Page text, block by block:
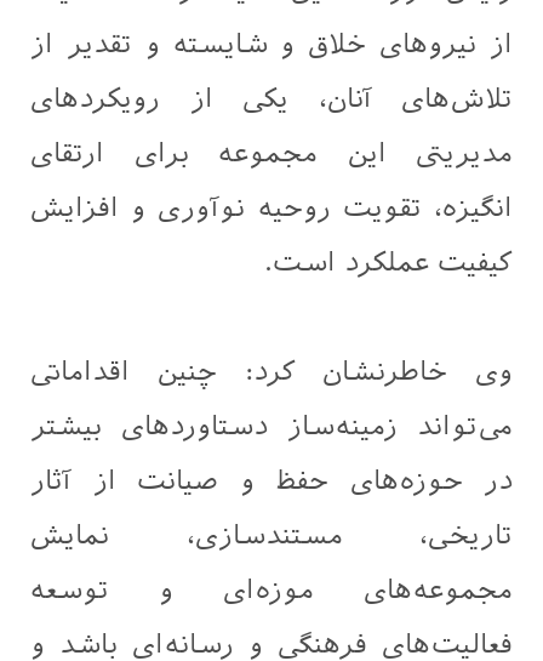
از نیروهای خلاق و شایسته و تقدیر از
تلاش‌های آنان، یکی از رویکردهای
مدیریتی این مجموعه برای ارتقای
انگیزه، تقویت روحیه نوآوری و افزایش
کیفیت عملکرد است.
وی خاطرنشان کرد: چنین اقداماتی
می‌تواند زمینه‌ساز دستاوردهای بیشتر
در حوزه‌های حفظ و صیانت از آثار
تاریخی، مستندسازی، نمایش
مجموعه‌های موزه‌ای و توسعه
فعالیت‌های فرهنگی و رسانه‌ای باشد و